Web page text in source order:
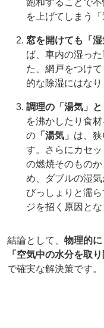
飽和することで
を上げてしまう「
窓を開けても「
ば、車内の湿っ
た、網戸をつけ
的な除湿にはなり
調理の「湯気」
を沸かしたり食
の 「湯気」 は、
す。さらにカセ
の燃焼そのもの
め、ダブルの湿
びっしょりと濡
ジを招く原因とな
結論として、 物理的
「空気中の水分を取
で確実な解決策です。